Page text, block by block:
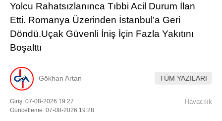
Yolcu Rahatsızlanınca Tıbbi Acil Durum İlan
Etti. Romanya Üzerinden İstanbul’a Geri
Döndü.Uçak Güvenli İniş İçin Fazla Yakıtını
Boşalttı
Gökhan Artan TÜM YAZILARI
Giriş: 07-08-2026 19:27
Güncelleme: 07-08-2026 19:28
Havacılık